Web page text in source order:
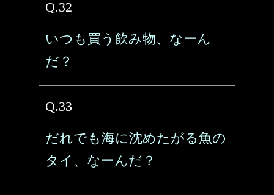
Q.32
いつも買う飲み物、なーん
だ？
Q.33
だれでも海に沈めたがる魚の
タイ、なーんだ？